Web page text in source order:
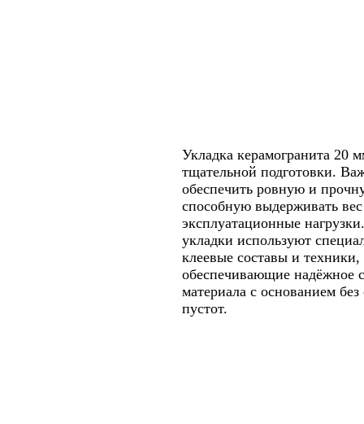
Укладка керамогранита 20
тщательной подготовки.
обеспечить ровную и
способную выдерживать
эксплуатационные
укладки используют
клеевые составы и техники,
обеспечивающие надёжное
материала с основанием без
пустот.